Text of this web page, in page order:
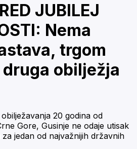
JUBILEJ
Nema
trgom
obilježja
20 godina od
Gore, Gusinje ne odaje utisak
jedan od najvažnijih državnih